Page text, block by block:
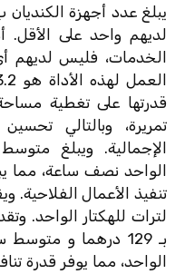
الخدمات، فليس لديهم
قدرتها على تغطية
تمريرة، وبالتالي
الإجمالية. ويبلغ
الواحد نصف ساعة، مما
لترات للهكتار الواحد.
الواحد، مما يوفر قدرة